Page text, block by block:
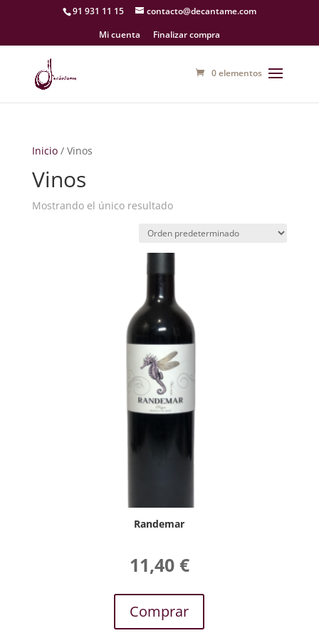
91 931 11 15
contacto@decantame.com
Mi cuenta
Finalizar compra
0 elementos
Inicio/ Vinos
Vinos
Mostrando el único resultado
Randemar
11,40 €
Comprar